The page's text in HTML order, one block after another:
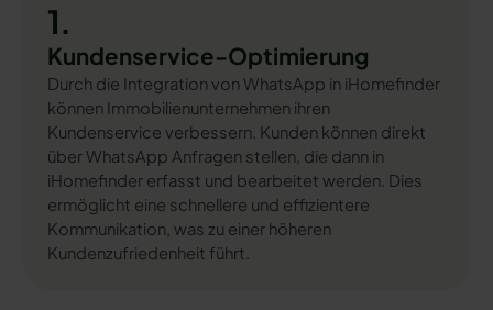
1.
Kundenservice-Optimierung
Durch die Integration von WhatsApp in iHomefinder
können Immobilienunternehmen ihren
Kundenservice verbessern. Kunden können direkt
über WhatsApp Anfragen stellen, die dann in
iHomefinder erfasst und bearbeitet werden. Dies
ermöglicht eine schnellere und effizientere
Kommunikation, was zu einer höheren
Kundenzufriedenheit führt.